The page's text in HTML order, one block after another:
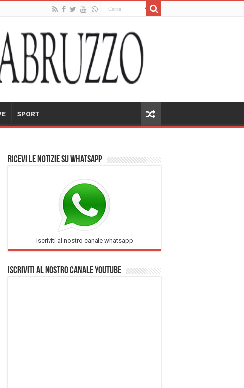
SPORT
Ricevi le notizie su Whatsapp
Iscriviti al nostro canale whatsapp
Iscriviti al nostro Canale Youtube